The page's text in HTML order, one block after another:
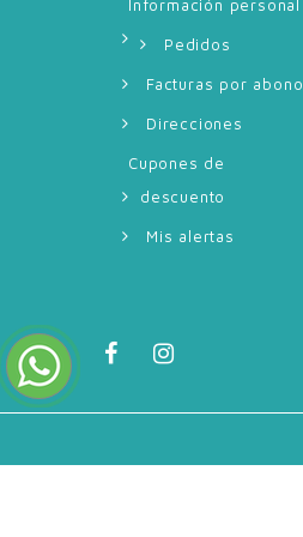
Información personal
Pedidos
Facturas por abono
Direcciones
Cupones de
descuento
Mis alertas